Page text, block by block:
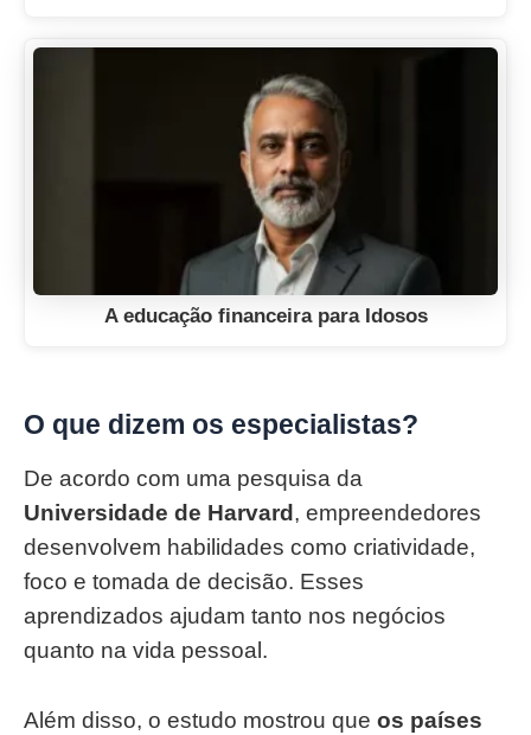
A educação financeira para Idosos
O que dizem os especialistas?
De acordo com uma pesquisa da
Universidade de Harvard , empreendedores
desenvolvem habilidades como criatividade,
foco e tomada de decisão. Esses
aprendizados ajudam tanto nos negócios
quanto na vida pessoal.
Além disso, o estudo mostrou que os países